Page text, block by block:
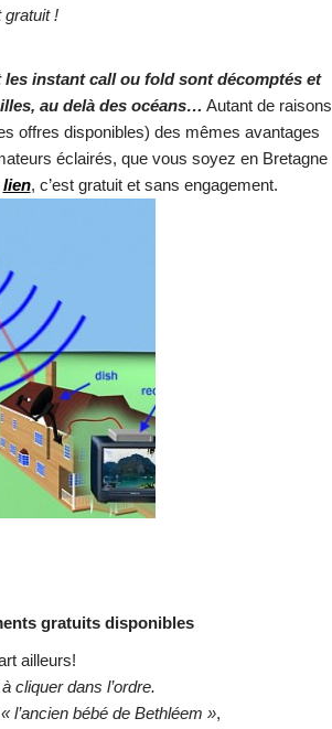
gratuit !
instant call ou fold sont décomptés et
au delà des océans… Autant de raisons
offres disponibles) des mêmes avantages
éclairés, que vous soyez en Bretagne
lien, c’est gratuit et sans engagement.
gratuits disponibles
ailleurs!
cliquer dans l’ordre.
« l’ancien bébé de Bethléem »,